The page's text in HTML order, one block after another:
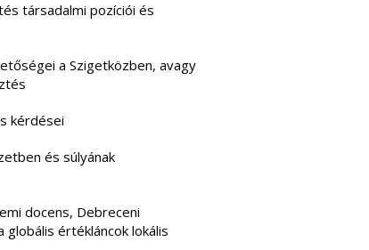
társadalmi pozíciói és
a Szigetközben, avagy
kérdései
és súlyának
docens, Debreceni
globális értékláncok lokális